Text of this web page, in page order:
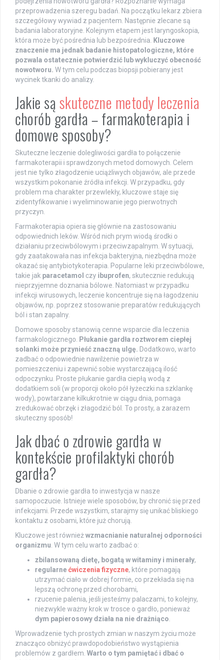
przeprowadzenia szeregu badań. Na początku lekarz zbiera
szczegółowy wywiad z pacjentem. Następnie zlecane są
badania laboratoryjne. Kolejnym etapem jest laryngoskopia,
która może być pośrednia lub bezpośrednia. Kluczowe
znaczenie ma jednak badanie histopatologiczne, które
pozwala ostatecznie potwierdzić lub wykluczyć obecność
nowotworu. W tym celu podczas biopsji pobierany jest
wycinek tkanki do analizy.
Jakie sąskuteczne metody leczenia
chorób gardła – farmakoterapia i
domowe sposoby?
Skuteczne leczenie dolegliwości gardła to połączenie
farmakoterapii i sprawdzonych metod domowych. Celem
jest nie tylko złagodzenie uciążliwych objawów, ale przede
wszystkim pokonanie źródła infekcji. W przypadku, gdy
problem ma charakter przewlekły, kluczowe staje się
zidentyfikowanie i wyeliminowanie jego pierwotnych
przyczyn.
Farmakoterapia opiera się głównie na zastosowaniu
odpowiednich leków. Wśród nich prym wiodą środki o
działaniu przeciwbólowym i przeciwzapalnym. W sytuacji,
gdy zaatakowała nas infekcja bakteryjna, niezbędna może
okazać się antybiotykoterapia. Popularne leki przeciwbólowe,
takie jak paracetamol czy ibuprofen, skutecznie redukują
nieprzyjemne doznania bólowe. Natomiast w przypadku
infekcji wirusowych, leczenie koncentruje się na łagodzeniu
objawów, np. poprzez stosowanie preparatów redukujących
ból i stan zapalny.
Domowe sposoby stanowią cenne wsparcie dla leczenia
farmakologicznego. Płukanie gardła roztworem ciepłej
solanki może przynieść znaczną ulgę. Dodatkowo, warto
zadbać o odpowiednie nawilżenie powietrza w
pomieszczeniu i zapewnić sobie wystarczającą ilość
odpoczynku. Proste płukanie gardła ciepłą wodą z
dodatkiem soli (w proporcji około pół łyżeczki na szklankę
wody), powtarzane kilkukrotnie w ciągu dnia, pomaga
zredukować obrzęk i złagodzić ból. To prosty, a zarazem
skuteczny sposób!
Jak dbać o zdrowie gardła w
kontekście profilaktyki chorób
gardła?
Dbanie o zdrowie gardła to inwestycja w nasze
samopoczucie. Istnieje wiele sposobów, by chronić się przed
infekcjami. Przede wszystkim, starajmy się unikać bliskiego
kontaktu z osobami, które już chorują.
Kluczowe jest równieżwzmacnianie naturalnej odporności
organizmu. W tym celu warto zadbać o:
zbilansowaną dietę, bogatą w witaminy i minerały,
regularnećwiczenia fizyczne, które pomagają
utrzymać ciało w dobrej formie, co przekłada się na
lepszą ochronę przed chorobami,
rzucenie palenia, jeśli jesteśmy palaczami, to kolejny,
niezwykle ważny krok w trosce o gardło, ponieważ
dym papierosowy działa na nie drażniąco.
Wprowadzenie tych prostych zmian w naszym życiu może
znacząco obniżyć prawdopodobieństwo wystąpienia
problemów z gardłem. Warto o tym pamiętać i dbać o